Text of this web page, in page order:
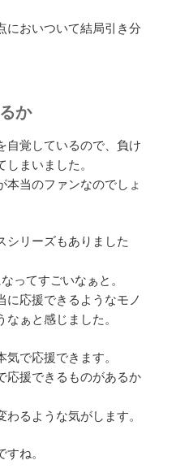
においついて結局引き分
か
自覚しているので、負け
まいました。
本当のファンなのでしょ
シリーズもありました
ってすごいなぁと。
に応援できるようなモノ
ぁと感じました。
で応援できます。
応援できるものがあるか
るような気がします。
ね。